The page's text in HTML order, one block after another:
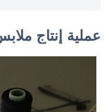
عملية إنتاج